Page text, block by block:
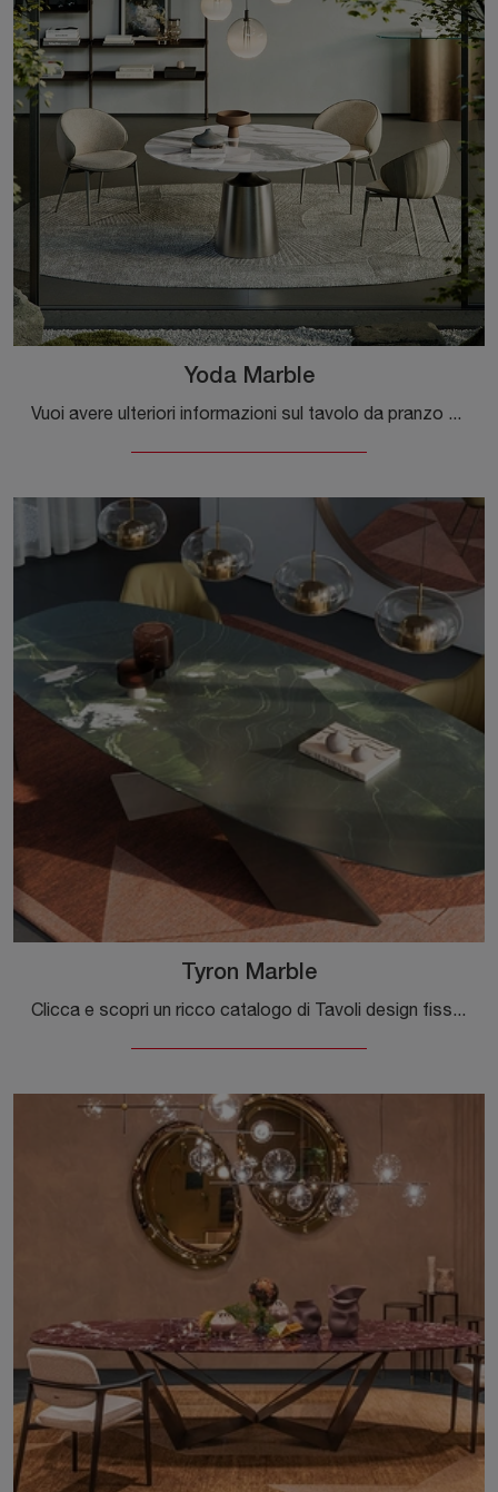
Yoda Marble
Vuoi avere ulteriori informazioni sul tavolo da pranzo Yoda Marble di Cattelan Italia? Clicca e scopri di più sui modelli fissi della marca.
Tyron Marble
Clicca e scopri un ricco catalogo di Tavoli design fissi da pranzo! Il modello Tyron Marble di Cattelan Italia ti attende.